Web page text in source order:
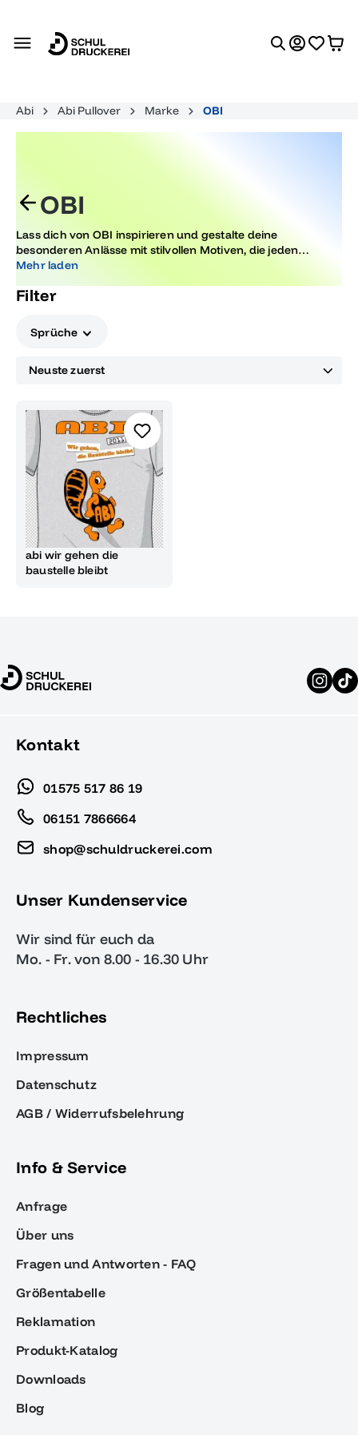
Abi Abi Pullover Marke OBI
OBI
Lass dich von OBI inspirieren und gestalte deine
besonderen Anlässe mit stilvollen Motiven, die jeden
Moment unvergesslich machen. Ideal für Abiturfeiern und
im Trend liegen und deinen Feierlichkeiten einen
Mehr laden
Filter
Sprüche
abi wir gehen die
baustelle bleibt
Kontakt
01575 517 86 19
06151 7866664
shop@schuldruckerei.com
Unser Kundenservice
Wir sind für euch da
Mo. - Fr. von 8.00 - 16.30 Uhr
Rechtliches
Impressum
Datenschutz
AGB / Widerrufsbelehrung
Info & Service
Anfrage
Über uns
Fragen und Antworten - FAQ
Größentabelle
Reklamation
Produkt-Katalog
Downloads
Blog